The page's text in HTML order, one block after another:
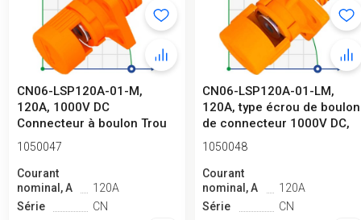
CN06-LSP120A-01-M,
120A, 1000V DC
Connecteur à boulon Trou
fileté, Orange
1050047
Courant
nominal, A
120A
Série
CN
CN06-LSP120A-01-LM,
120A, type écrou de boulon
de connecteur 1000V DC,
orange
1050048
Courant
nominal, A
120A
Série
CN